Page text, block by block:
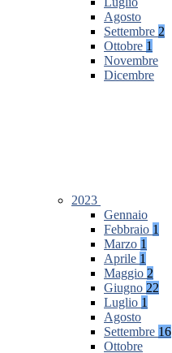
Agosto
Settembre 2
Ottobre 1
Novembre
Dicembre
2023
Gennaio
Febbraio 1
Marzo 1
Aprile 1
Maggio 2
Giugno 22
Luglio 1
Agosto
Settembre 16
Ottobre